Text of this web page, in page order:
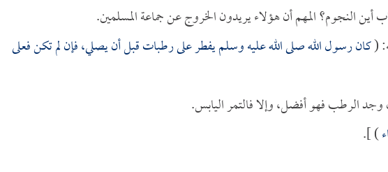
أين النجوم؟ المهم أن هؤلاء يريدون الخروج عن جماعة المسلمين.
(كان رسول الله صلى الله عليه وسلم يفطر على رطبات قبل أن يصلي، فإن لم تكن فعلى
وجد الرطب فهو أفضل، وإلا فالتمر اليابس.
) ].